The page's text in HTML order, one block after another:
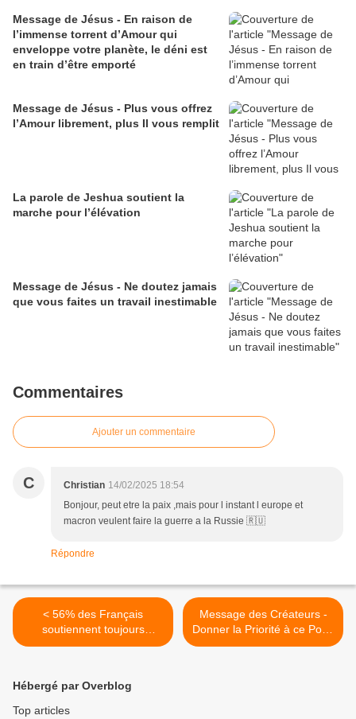
Message de Jésus - En raison de
l’immense torrent d’Amour qui
enveloppe votre planète, le déni est
en train d’être emporté
Message de Jésus - Plus vous offrez
l’Amour librement, plus Il vous remplit
La parole de Jeshua soutient la
marche pour l’élévation
Message de Jésus - Ne doutez jamais
que vous faites un travail inestimable
Commentaires
Ajouter un commentaire
C Christian 14/02/2025 18:54
Bonjour, peut etre la paix ,mais pour l instant l europe et
macron veulent faire la guerre a la Russie 🇷🇺
Répondre
< 56% des Français
soutiennent toujours
l’offensive israélienne à
Message des Créateurs -
Donner la Priorité à ce Point
plutôt qu’à tout le Reste >
Hébergé par Overblog
Top articles